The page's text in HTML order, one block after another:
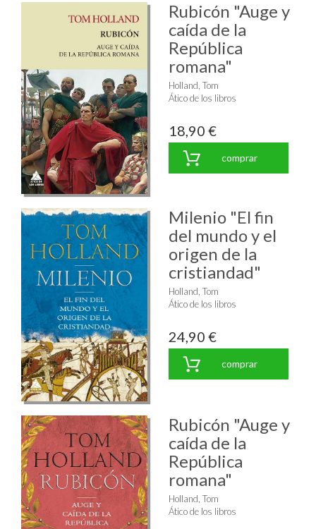
Rubicón "Auge y
caída de la
República
romana"
Holland, Tom
Ático de los libros
18,90 €
comprar
Milenio "El fin
del mundo y el
origen de la
cristiandad"
Holland, Tom
Ático de los libros
24,90 €
comprar
Rubicón "Auge y
caída de la
República
romana"
Holland, Tom
Ático de los libros